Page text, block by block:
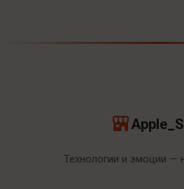
Технологии и эмоции —